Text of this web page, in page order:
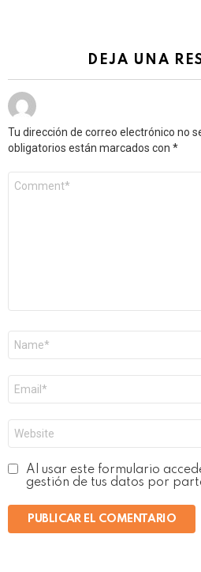
DEJA UNA
Tu dirección de correo electrónico no
obligatorios están marcados con *
electrónico
*
Al usar este formulario
gestión de tus datos por